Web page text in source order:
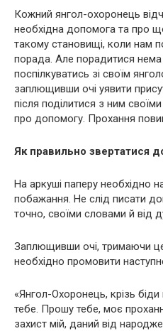
Кожний янгол-охоронець
необхідна допомога та про
такому становищі, коли нам
порада. Але порадитися
поспілкуватись зі своїм
заплющивши очі уявити
після поділитися з ним
про допомогу. Прохання
Як правильно звертатися
На аркуші паперу необхідно
побажання. Не слід писати
точно, своїми словами й від
Заплющивши очі, тримаючи
необхідно промовити
«Янгол-Охоронець, крізь
тебе. Прошу тебе, моє
захист мій, даний від